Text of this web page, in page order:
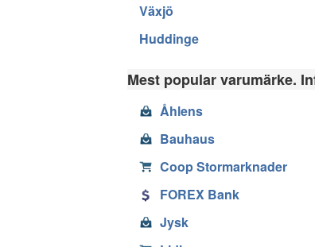
Växjö
Huddinge
Mest popular varumärke.
Åhlens
Bauhaus
Coop Stormarknader
FOREX Bank
Jysk